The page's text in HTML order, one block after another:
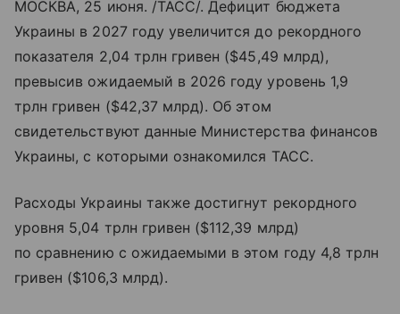
МОСКВА, 25 июня. /ТАСС/. Дефицит бюджета
Украины в 2027 году увеличится до рекордного
показателя 2,04 трлн гривен ($45,49 млрд),
превысив ожидаемый в 2026 году уровень 1,9
трлн гривен ($42,37 млрд). Об этом
свидетельствуют данные Министерства финансов
Украины, с которыми ознакомился ТАСС.
Расходы Украины также достигнут рекордного
уровня 5,04 трлн гривен ($112,39 млрд)
по сравнению с ожидаемыми в этом году 4,8 трлн
гривен ($106,3 млрд).